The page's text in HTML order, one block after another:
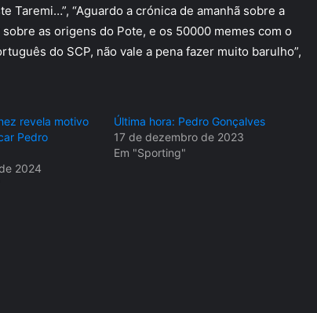
Taremi…”, “Aguardo a crónica de amanhã sobre a
as origens do Pote, e os 50000 memes com o
do SCP, não vale a pena fazer muito barulho”,
revela motivo
Pedro
2024
Última hora: Pedro Gonçalves
17 de dezembro de 2023
Em "Sporting"